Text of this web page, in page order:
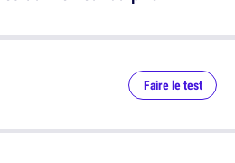
Faire le test